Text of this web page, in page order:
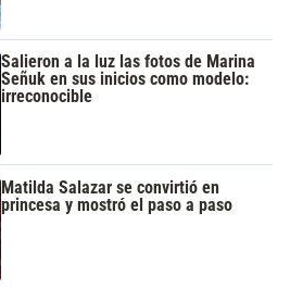
Salieron a la luz las fotos de Marina
Señuk en sus inicios como modelo:
irreconocible
Matilda Salazar se convirtió en
princesa y mostró el paso a paso